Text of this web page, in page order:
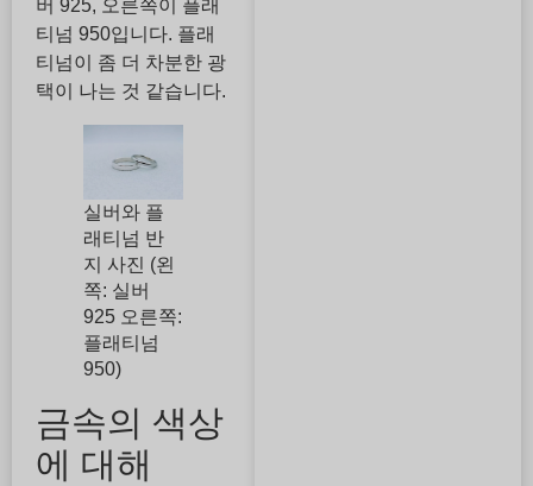
버 925, 오른쪽이 플래
티넘 950입니다. 플래
티넘이 좀 더 차분한 광
택이 나는 것 같습니다.
실버와 플
래티넘 반
지 사진 (왼
쪽: 실버
925 오른쪽:
플래티넘
950)
금속의 색상
에 대해